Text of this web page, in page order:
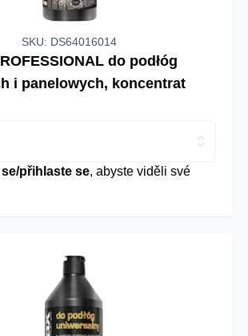
SKU: DS64016014
do podłóg
i panelowych, koncentrat
přihlaste se, abyste viděli své